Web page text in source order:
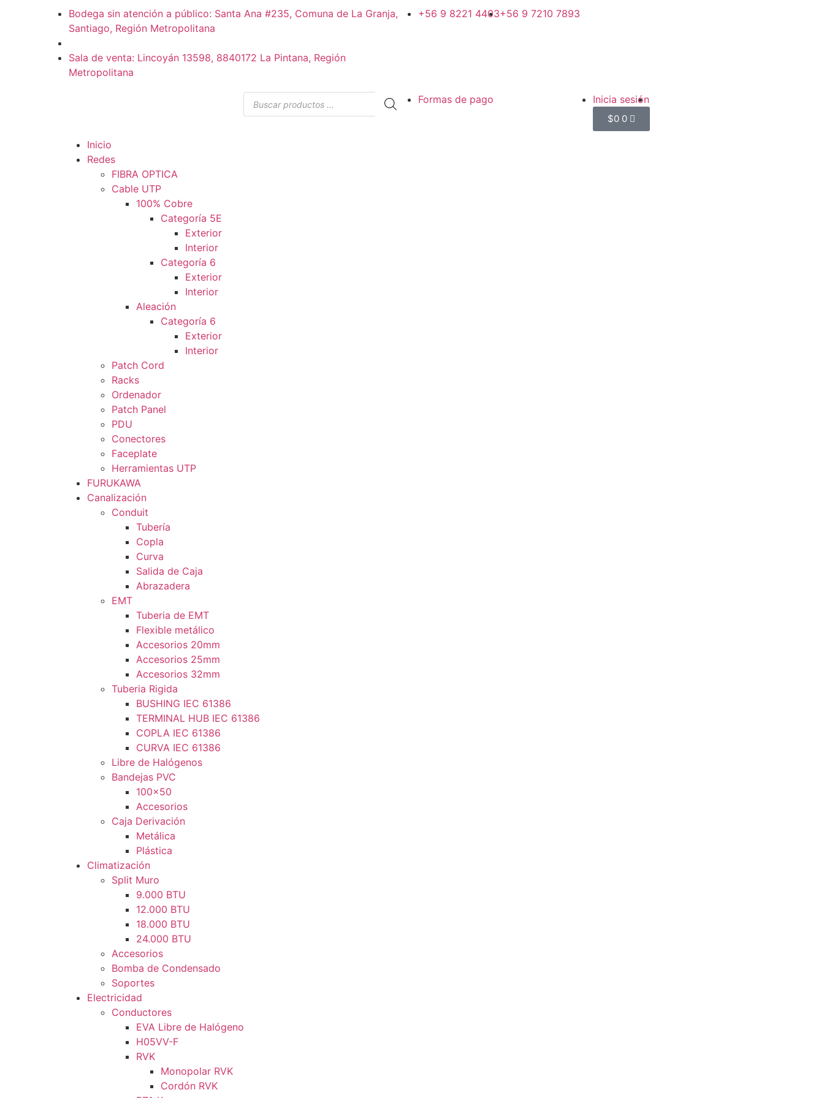
Bodega sin atención a público: Santa Ana #235, Comuna de La Granja,
Santiago, Región Metropolitana
Sala de venta: Lincoyán 13598, 8840172 La Pintana, Región
Metropolitana
+56 9 8221 4403+56 9 7210 7893
Formas de pago Inicia sesión
$0 0
Inicio
Redes
FIBRA OPTICA
Cable UTP
100% Cobre
Categoría 5E
Exterior
Interior
Categoría 6
Exterior
Interior
Aleación
Categoría 6
Exterior
Interior
Patch Cord
Racks
Ordenador
Patch Panel
PDU
Conectores
Faceplate
Herramientas UTP
FURUKAWA
Canalización
Conduit
Tubería
Copla
Curva
Salida de Caja
Abrazadera
EMT
Tuberia de EMT
Flexible metálico
Accesorios 20mm
Accesorios 25mm
Accesorios 32mm
Tuberia Rigida
BUSHING IEC 61386
TERMINAL HUB IEC 61386
COPLA IEC 61386
CURVA IEC 61386
Libre de Halógenos
Bandejas PVC
100×50
Accesorios
Caja Derivación
Metálica
Plástica
Climatización
Split Muro
9.000 BTU
12.000 BTU
18.000 BTU
24.000 BTU
Accesorios
Bomba de Condensado
Soportes
Electricidad
Conductores
EVA Libre de Halógeno
H05VV-F
RVK
Monopolar RVK
Cordón RVK